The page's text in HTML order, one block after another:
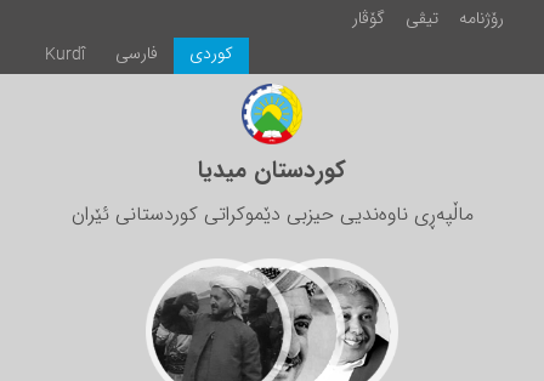
رۆژنامە تیڤی
گۆڤار
Kurdî
فارسی كوردی
کوردستان میدیا
ماڵپەڕی ناوەندیی حیزبی دێموکراتی کوردستانی ئێران